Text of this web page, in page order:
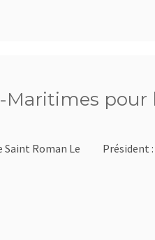
Maritimes pour
Saint Roman Le
Président :